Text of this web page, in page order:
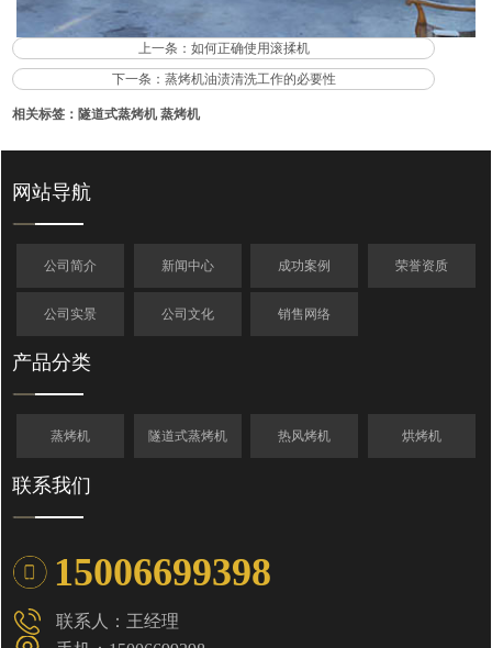
上一条： 如何正确使用滚揉机
下一条： 蒸烤机油渍清洗工作的必要性
相关标签： 隧道式蒸烤机 蒸烤机
网站导航
公司简介 新闻中心 成功案例 荣誉资质
公司实景 公司文化 销售网络
产品分类
蒸烤机 隧道式蒸烤机 热风烤机 烘烤机
联系我们
15006699398
联系人：王经理